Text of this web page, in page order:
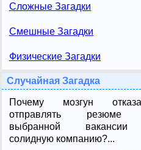
Сложные Загадки
Смешные Загадки
Физические Загадки
Случайная Загадка
Почему мозгун
отправлять резюме
выбранной
солидную компанию?...